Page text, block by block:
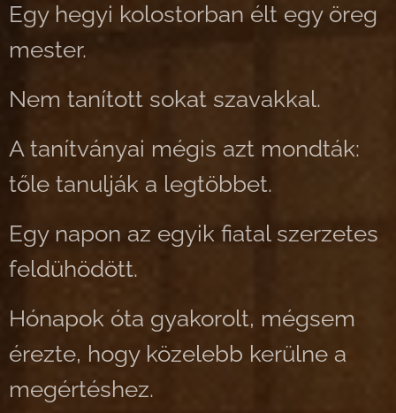
Egy hegyi kolostorban élt egy öreg
mester.
Nem tanított sokat szavakkal.
A tanítványai mégis azt mondták:
tőle tanulják a legtöbbet.
Egy napon az egyik fiatal szerzetes
feldühödött.
Hónapok óta gyakorolt, mégsem
érezte, hogy közelebb kerülne a
megértéshez.